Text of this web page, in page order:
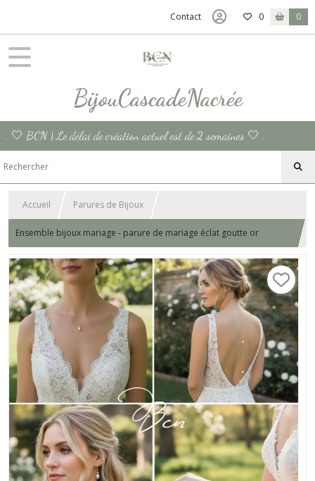
Contact 0 0
BijouCascadeNacrée
. 🤍 BCN | Le délai de création actuel est de 2 semaines 🤍 .
Accueil Parures de Bijoux
Ensemble bijoux mariage - parure de mariage éclat goutte or
blanche - fine chaine en acier inoxydable doré - bijoux intemporels.